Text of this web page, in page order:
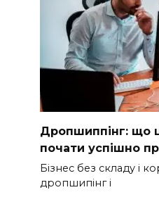
Дропшиппінг: що
почати успішно
Бізнес без складу і
дропшипінг і